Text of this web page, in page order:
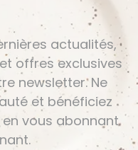
actualités,
offres exclusives
newsletter. Ne
et bénéficiez
vous abonnant